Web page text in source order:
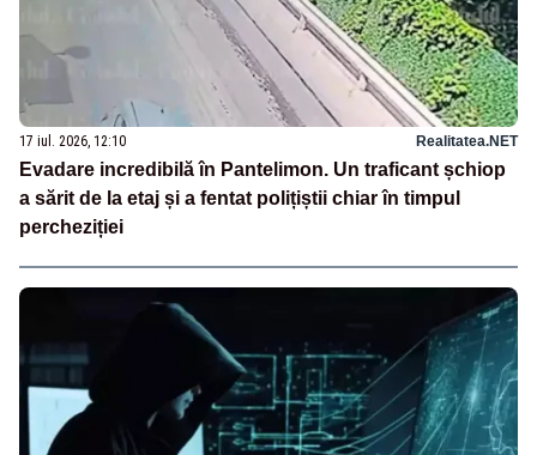
17 iul. 2026, 12:10 Realitatea.NET
Evadare incredibilă în Pantelimon. Un traficant șchiop
a sărit de la etaj și a fentat polițiștii chiar în timpul
percheziției